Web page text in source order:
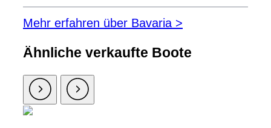
Mehr erfahren über Bavaria >
Ähnliche verkaufte Boote